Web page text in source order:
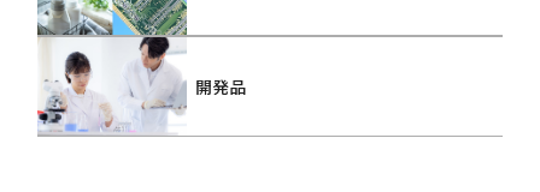
開発品